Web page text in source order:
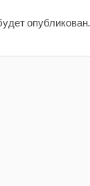
опубликован.